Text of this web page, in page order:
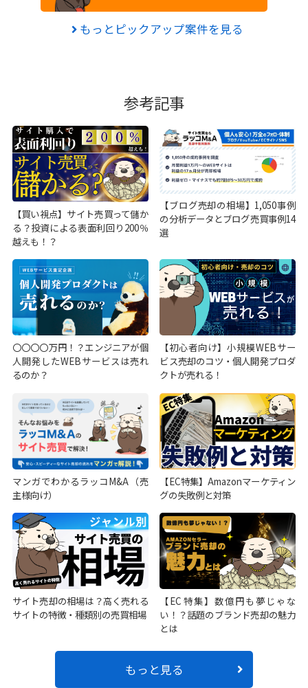
もっとピックアップ案件を見る
参考記事
【買い視点】サイト売買って儲か
る？投資による表面利回り200％
越えも！？
【ブログ売却の相場】1,050事例
の分析データとブログ売買事例14
選
〇〇〇〇万円！？エンジニアが個
人開発したWEBサービスは売れ
るのか？
【初心者向け】小規模WEBサー
ビス売却のコツ・個人開発プロダ
クトが売れる！
マンガでわかるラッコM&A（売
主様向け）
【EC特集】Amazonマーケティン
グの失敗例と対策
サイト売却の相場は？高く売れる
サイトの特徴・種類別の売買相場
【EC特集】数億円も夢じゃな
い！？話題のブランド売却の魅力
とは
もっと見る